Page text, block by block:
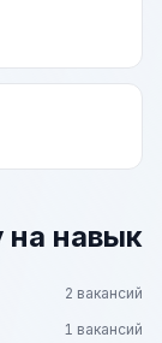
на навык
2 вакансий
1 вакансий